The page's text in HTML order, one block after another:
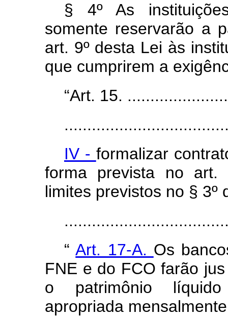
§ 4º As
somente reservarão a
art. 9º desta Lei às
que cumprirem a
“Art. 15.
IV - formalizar
forma prevista no art.
limites previstos no § 3º
“Art. 17-A. Os
FNE e do FCO farão
o patrimônio
apropriada